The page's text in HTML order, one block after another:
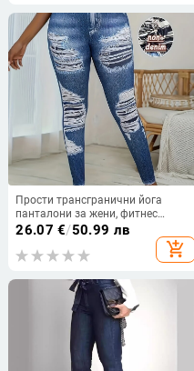
Прости трансгранични йога
панталони за жени, фитнес
панталони с контрастен цвят и
висока талия, спортни панталони
за бягане на открито
26.07 €/50.99 лв
add_shopping_cart